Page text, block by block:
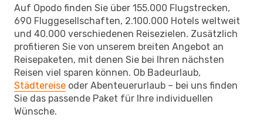
Auf Opodo finden Sie über 155.000 Flugstrecken,
690 Fluggesellschaften, 2.100.000 Hotels weltweit
und 40.000 verschiedenen Reisezielen. Zusätzlich
profitieren Sie von unserem breiten Angebot an
Reisepaketen, mit denen Sie bei Ihren nächsten
Reisen viel sparen können. Ob Badeurlaub,
Städtereise oder Abenteuerurlaub – bei uns finden
Sie das passende Paket für Ihre individuellen
Wünsche.